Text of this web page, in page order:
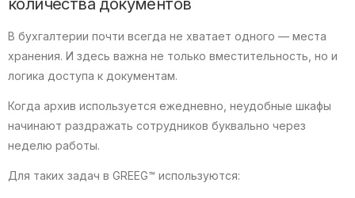
количества документов
В бухгалтерии почти всегда не хватает одного — места
хранения. И здесь важна не только вместительность, но и
логика доступа к документам.
Когда архив используется ежедневно, неудобные шкафы
начинают раздражать сотрудников буквально через
неделю работы.
Для таких задач в GREEG™ используются: